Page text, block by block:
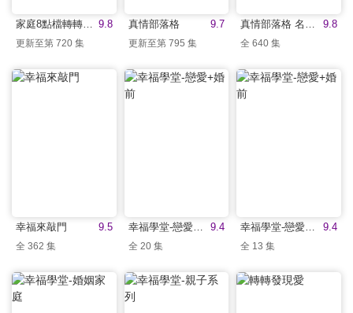
9.8
家庭8點檔轉轉發現愛
更新至第 720 集
9.7
真情部落格
更新至第 795 集
9.8
真情部落格 名人篇
全 640 集
9.5
幸福來敲門
全 362 集
9.4
幸福學堂-戀愛+婚前
全 20 集
9.4
幸福學堂-戀愛+婚前
全 13 集